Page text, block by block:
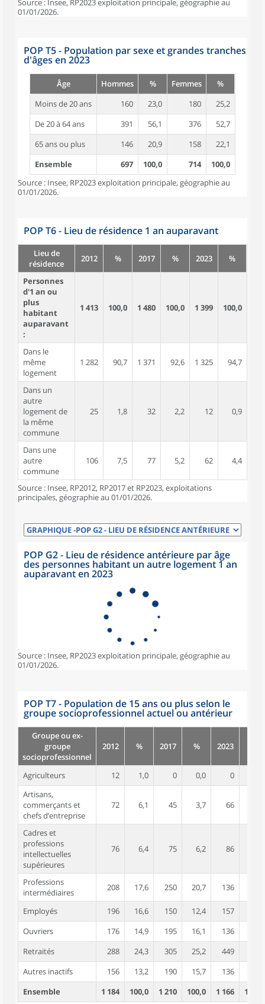
Source : Insee, RP2023 exploitation principale, géographie au
01/01/2026.
POP T5 - Population par sexe et grandes tranches
d'âges en 2023
Âge Hommes % Femmes
%
Moins de 20 ans
160 23,0 180
25,2
De 20 à 64 ans
391 56,1 376
52,7
65 ans ou plus
146 20,9 158
22,1
Ensemble
697 100,0 714
100,0
Source : Insee, RP2023 exploitation principale, géographie au
01/01/2026.
POP T6 - Lieu de résidence 1 an auparavant
Lieu de
résidence
2012 % 2017 % 2023 %
Personnes
d'1 an ou
plus
habitant
auparavant
:
1 413 100,0 1 480 100,0 1 399 100,0
Dans le
même
logement
1 282 90,7 1 371 92,6 1 325 94,7
Dans un
autre
logement de
la même
commune
25 1,8 32 2,2 12 0,9
Dans une
autre
commune
106 7,5 77 5,2 62 4,4
Source : Insee, RP2012, RP2017 et RP2023, exploitations
principales, géographie au 01/01/2026.
POP G2 - Lieu de résidence antérieure par âge
des personnes habitant un autre logement 1 an
auparavant en 2023
Source : Insee, RP2023 exploitation principale, géographie au
01/01/2026.
POP T7 - Population de 15 ans ou plus selon le
groupe socioprofessionnel actuel ou antérieur
Groupe ou ex-
groupe
socioprofessionnel
2012 % 2017 % 2023
Agriculteurs 12 1,0 0 0,0 0
Artisans,
commerçants et
chefs d’entreprise
72 6,1 45 3,7 66
Cadres et
professions
intellectuelles
supérieures
76 6,4 75 6,2 86
Professions
intermédiaires
208 17,6 250 20,7 136
Employés 196 16,6 150 12,4 157
Ouvriers
176 14,9 195 16,1 136
Retraités
288 24,3 305 25,2 449
Autres inactifs
156 13,2 190 15,7 136
Ensemble
1 184 100,0 1 210 100,0 1 166
100,0